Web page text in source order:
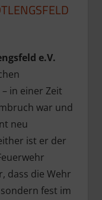
e.V.
in einer Zeit
war und
neu
ist er der
dass die Wehr
fest im